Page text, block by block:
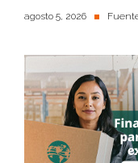
agosto 5, 2026